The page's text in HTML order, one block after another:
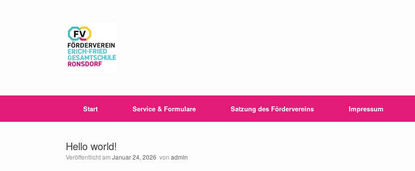
Start Service & Formulare Satzung des Fördervereins Impressum
Hello world!
Veröffentlicht am Januar 24, 2026 von admin